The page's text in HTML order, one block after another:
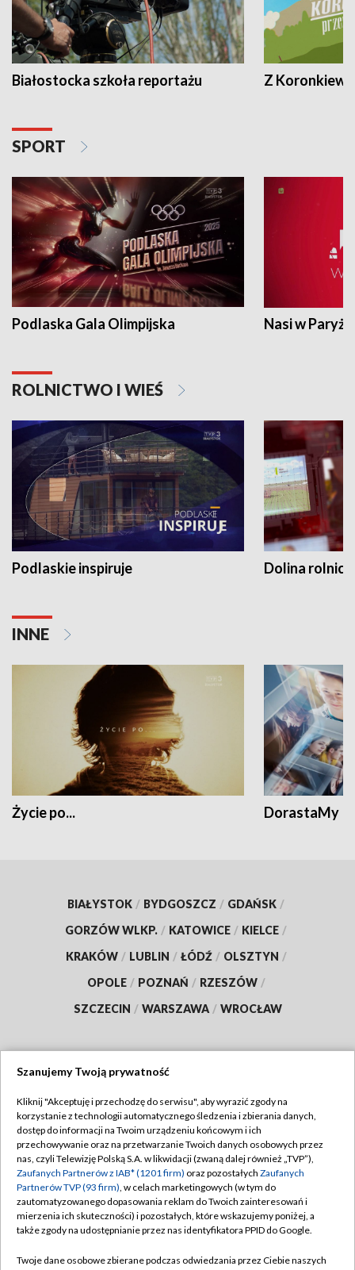
Białostocka szkoła reportażu Z
SPORT
Podlaska Gala Olimpijska Nasi w Paryżu
ROLNICTWO I WIEŚ
Podlaskie inspiruje Dolina
INNE
Życie po... DorastaMy
BIAŁYSTOK / BYDGOSZCZ / GDAŃSK /
GORZÓW WLKP. / KATOWICE / KIELCE /
KRAKÓW / LUBLIN / ŁÓDŹ / OLSZTYN /
OPOLE / POZNAŃ / RZESZÓW /
SZCZECIN / WARSZAWA / WROCŁAW
TVP
Abonament TVP
Emisja w TVP
Centrum informacji TVP
Naziemna Telewizja Cyfrowa
Regulamin TVP
Polityka prywatności
Moje zgody
Pomoc
Szanujemy Twoją prywatność
Kliknij "Akceptuję i przechodzę do serwisu", aby wyrazić zgody na
korzystanie z technologii automatycznego śledzenia i zbierania danych,
dostęp do informacji na Twoim urządzeniu końcowym i ich
przechowywanie oraz na przetwarzanie Twoich danych osobowych przez
nas, czyli Telewizję Polską S.A. w likwidacji (zwaną dalej również „TVP”),
Zaufanych Partnerów z IAB* (1201 firm) oraz pozostałych Zaufanych
Partnerów TVP (93 firm), w celach marketingowych (w tym do
zautomatyzowanego dopasowania reklam do Twoich zainteresowań i
mierzenia ich skuteczności) i pozostałych, które wskazujemy poniżej, a
także zgody na udostępnianie przez nas identyfikatora PPID do Google.
Twoje dane osobowe zbierane podczas odwiedzania przez Ciebie naszych